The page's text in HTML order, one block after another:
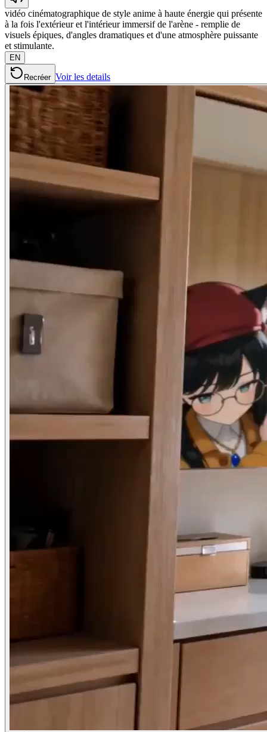
vidéo cinématographique de style anime à haute énergie qui présente
à la fois l'extérieur et l'intérieur immersif de l'arène - remplie de
visuels épiques, d'angles dramatiques et d'une atmosphère puissante
et stimulante.
EN
Recréer Voir les details